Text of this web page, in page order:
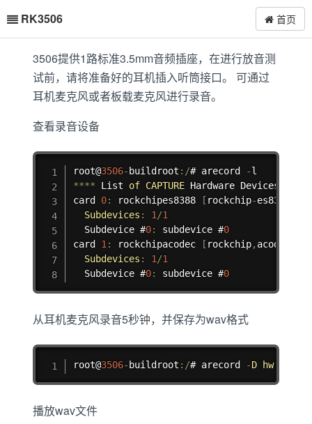
RK3506 首页
3506提供1路标准3.5mm音频插座，在进行放音测
试前，请将准备好的耳机插入听筒接口。 可通过
耳机麦克风或者板载麦克风进行录音。
查看录音设备
root@3506- buildroot : /# arecord -
**** List of CAPTURE Hardware Devices
card 0: rockchipes8388 [ rockchip-es8388
Subdevices : 1 /1
  Subdevice #
0: subdevice #0
card 1 : rockchipacodec [ rockchip, acodec
Subdevices : 1 /1
  Subdevice #
0: subdevice #0
从耳机麦克风录音5秒钟，并保存为wav格式
root@3506-buildroot : /# arecord -D hw:
播放wav文件